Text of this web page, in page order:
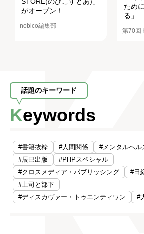
がオープン！
nobico編集部
ため
る」
第70回
話題のキーワード
Keywords
#書籍抜粋 #人間関係
#メンタルヘル
#辰巳出版
#PHPスペシャル
#クロスメディア・パブリッシング
#日
#上司と部下
#ディスカヴァー・トゥエンティワン
#